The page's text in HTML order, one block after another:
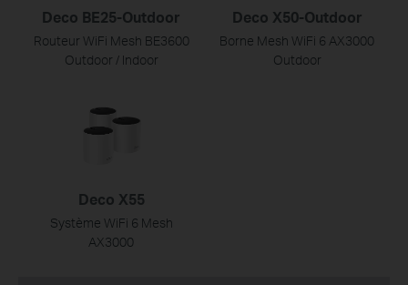
Deco BE25-Outdoor
Routeur WiFi Mesh BE3600
Outdoor / Indoor
Deco X50-Outdoor
Borne Mesh WiFi 6 AX3000
Outdoor
Deco X55
Système WiFi 6 Mesh
AX3000